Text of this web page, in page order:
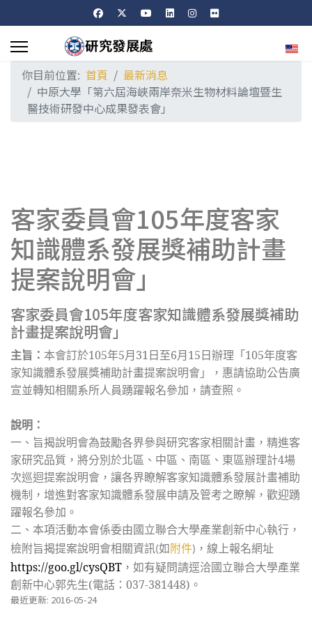
選擇
你目前位置: 首頁
最新消息
中原大學「第六屆海峽兩岸奈米生物材料論壇暨生
醫技術研發中心成果發表會」
客家委員會105年度客家
知識體系發展獎補助計畫
提案說明會」
客家委員會105年度客家知識體系發展獎補助
計畫提案說明會」
主旨： 本會訂於105年5月31日至6月15日辦理「105年度客
家知識體系發展獎補助計畫提案說明會」，惠請協助公告廣
宣並轉知相關系所人員踴躍報名參加，請查照。
說明：
一、旨揭說明會為鼓勵各界參與研究客家相關計畫，精進客
家研究品質，將分別於北區、中區、南區、東區辦理計4場
次巡迴提案說明會，讓各界瞭解客家知識體系發展計畫補助
機制，增進對客家知識體系發展申請及管考之瞭解，歡迎踴
躍報名參加。
二、本項活動本會係委由國立聯合大學產業創新中心執行，
檢附旨揭提案說明會相關資訊(如 附件)，線上報名網址
https://goo.gl/cysQBT ，如有疑問請逕洽國立聯合大學產業
創新中心郭先生(電話：037-381448)。
最近更新: 2016-05-24